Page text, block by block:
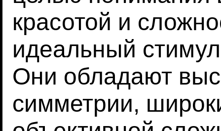
красотой и
идеальный
Они обладают
симметрии,